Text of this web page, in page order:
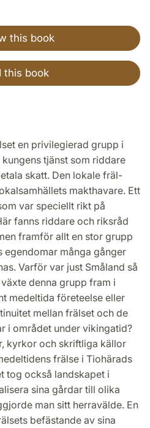
this book
this book
en privilegierad grupp i
tjänst som riddare
skatt. Den lokale fräl-
makthavare. Ett
var speciellt rikt på
fanns riddare och riksråd
framför allt en stor grupp
egendomar många gånger
Varför var just Småland så
denna grupp fram i
medeltida företeelse eller
mellan frälset och de
i området under vikingatid?
kyrkor och skriftliga källor
frälse i Tiohärads
tog också landskapet i
sina gårdar till olika
man sitt herravälde. En
befästande av sina